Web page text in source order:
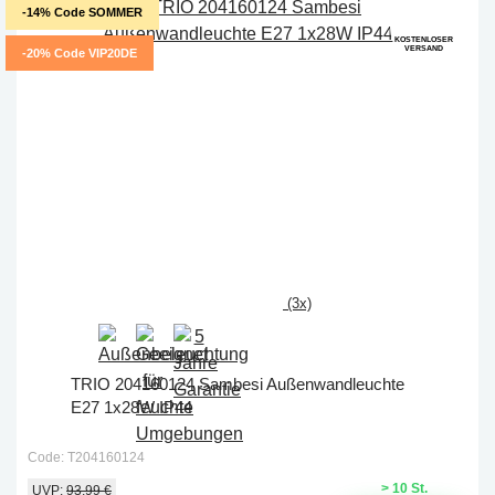
-14% Code SOMMER
-20% Code VIP20DE
KOSTENLOSER
VERSAND
(3x)
TRIO 204160124 Sambesi Außenwandleuchte
E27 1x28W IP44
Code: T204160124
> 10 St.
UVP: 93,99 €